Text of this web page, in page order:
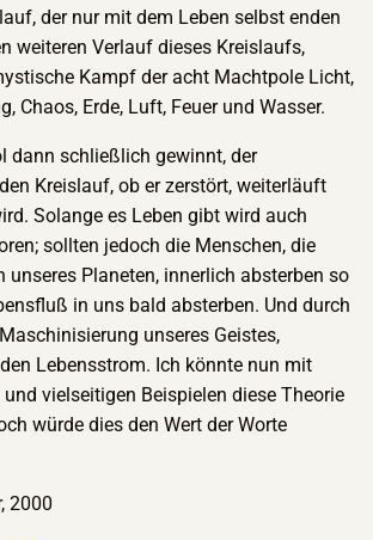
der nur mit dem Leben selbst enden
weiteren Verlauf dieses Kreislaufs,
Kampf der acht Machtpole Licht,
Chaos, Erde, Luft, Feuer und Wasser.
dann schließlich gewinnt, der
Kreislauf, ob er zerstört, weiterläuft
Solange es Leben gibt wird auch
sollten jedoch die Menschen, die
unseres Planeten, innerlich absterben so
in uns bald absterben. Und durch
unseres Geistes,
Lebensstrom. Ich könnte nun mit
vielseitigen Beispielen diese Theorie
würde dies den Wert der Worte
2000